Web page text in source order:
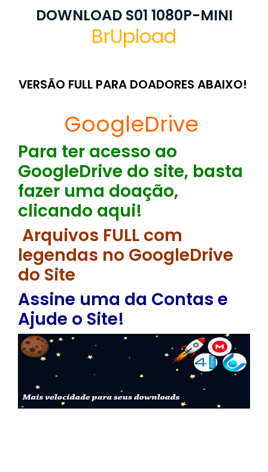
DOWNLOAD S01 1080P-MINI
BrUpload
VERSÃO FULL PARA DOADORES ABAIXO!
GoogleDrive
Para ter acesso ao
GoogleDrive do site, basta
fazer uma doação,
clicando aqui!
Arquivos FULL com
legendas no GoogleDrive
do Site
Assine uma da Contas e
Ajude o Site!